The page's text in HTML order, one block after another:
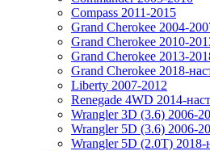
Compass 2011-2015
Grand Cherokee 2004-
Grand Cherokee 2010-
Grand Cherokee 2013-
Grand Cherokee 2018-
Liberty 2007-2012
Renegade 4WD 2014-
Wrangler 3D (3.6) 2006-
Wrangler 5D (3.6) 2006-
Wrangler 5D (2.0T) 2018-